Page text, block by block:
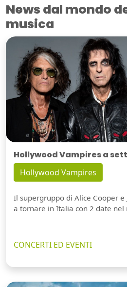
News dal mondo
musica
Hollywood Vampires a
Hollywood Vampires
Il supergruppo di Alice Cooper e
a tornare in Italia con 2 date nel
CONCERTI ED EVENTI